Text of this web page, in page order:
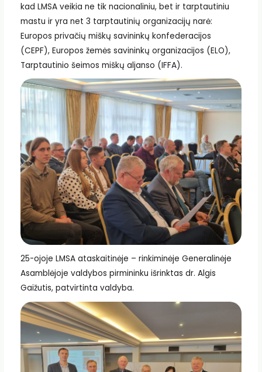
kad LMSA veikia ne tik nacionaliniu, bet ir tarptautiniu
mastu ir yra net 3 tarptautinių organizacijų narė:
Europos privačių miškų savininkų konfederacijos
(CEPF), Europos žemės savininkų organizacijos (ELO),
Tarptautinio šeimos miškų aljanso (IFFA).
25-ojoje LMSA ataskaitinėje – rinkiminėje Generalinėje
Asamblėjoje valdybos pirmininku išrinktas dr. Algis
Gaižutis, patvirtinta valdyba.